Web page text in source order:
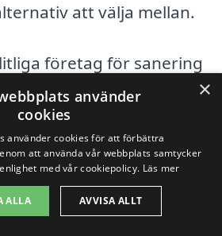
att välja mellan.
företag för sanering
somMunkfors
,Torsby
till varför det
överväga företag i dessa
×
använder
cookies
använder cookies för att förbättra
att använda vår webbplats samtycker
med vår cookiepolicy. Läs mer
ALLA AVVISA ALLT